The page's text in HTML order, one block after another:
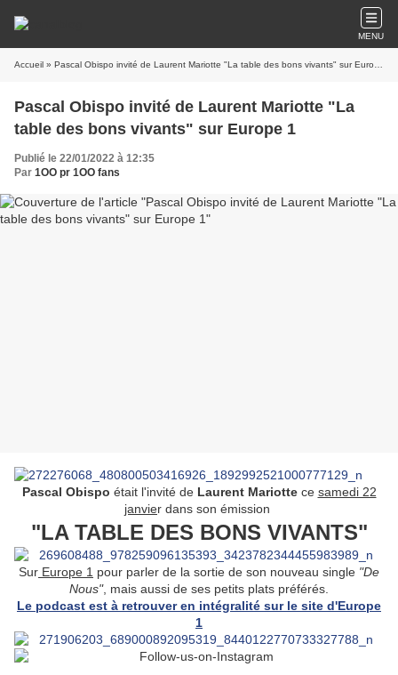
MENU
Accueil » Pascal Obispo invité de Laurent Mariotte "La table des bons vivants" sur Europe 1
Pascal Obispo invité de Laurent Mariotte "La
table des bons vivants" sur Europe 1
Publié le 22/01/2022 à 12:35
Par 1OO pr 1OO fans
Pascal Obispo était l'invité deLaurent Mariottece samedi 22
janvier dans son émission
"LA TABLE DES BONS VIVANTS"
Sur Europe 1 pour parler de la sortie de son nouveau single "De
Nous", mais aussi de ses petits plats préférés.
Le podcast est à retrouver en intégralité sur le site d'Europe
1